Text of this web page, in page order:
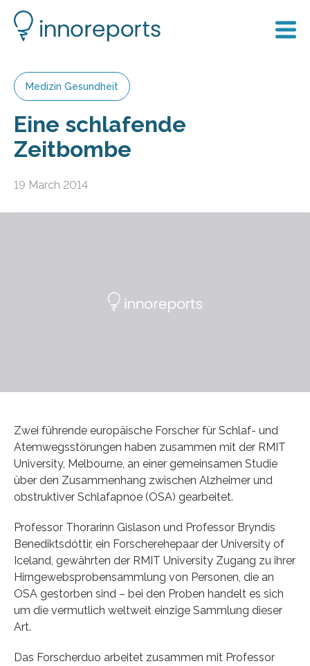
Medizin Gesundheit
Eine schlafende
Zeitbombe
19 March 2014
Zwei führende europäische Forscher für Schlaf- und
Atemwegsstörungen haben zusammen mit der RMIT
University, Melbourne, an einer gemeinsamen Studie
über den Zusammenhang zwischen Alzheimer und
obstruktiver Schlafapnoe (OSA) gearbeitet.
Professor Thorarinn Gislason und Professor Bryndís
Benediktsdóttir, ein Forscherehepaar der University of
Iceland, gewährten der RMIT University Zugang zu ihrer
Hirngewebsprobensammlung von Personen, die an
OSA gestorben sind – bei den Proben handelt es sich
um die vermutlich weltweit einzige Sammlung dieser
Art.
Das Forscherduo arbeitet zusammen mit Professor